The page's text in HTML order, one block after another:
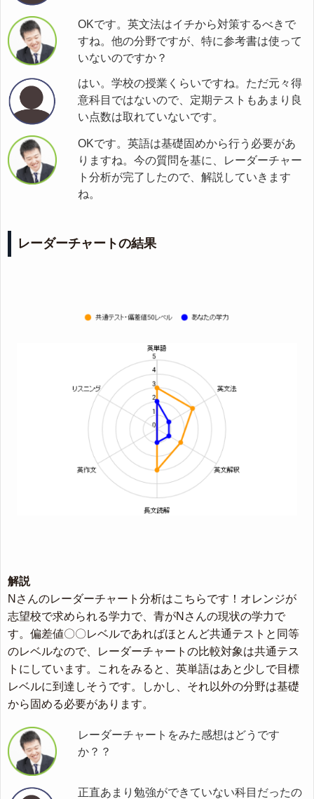
OKです。英文法はイチから対策するべきで
すね。他の分野ですが、特に参考書は使って
いないのですか？
はい。学校の授業くらいですね。ただ元々得
意科目ではないので、定期テストもあまり良
い点数は取れていないです。
OKです。英語は基礎固めから行う必要があ
りますね。今の質問を基に、レーダーチャー
ト分析が完了したので、解説していきます
ね。
レーダーチャートの結果
解説
Nさんのレーダーチャート分析はこちらです！オレンジが
志望校で求められる学力で、青がNさんの現状の学力で
す。偏差値〇〇レベルであればほとんど共通テストと同等
のレベルなので、レーダーチャートの比較対象は共通テス
トにしています。これをみると、英単語はあと少しで目標
レベルに到達しそうです。しかし、それ以外の分野は基礎
から固める必要があります。
レーダーチャートをみた感想はどうです
か？？
正直あまり勉強ができていない科目だったの